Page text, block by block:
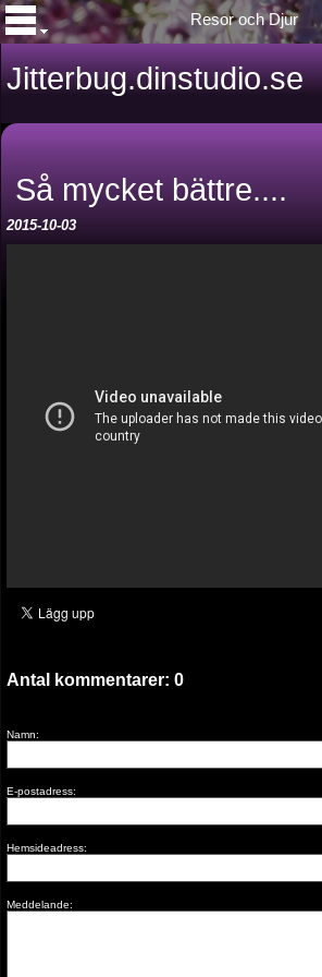
Jitterbug.dinstudio.se
Resor och Djur
Så mycket bättre....
2015-10-03
Antal kommentarer: 0
Namn:
E-postadress:
Hemsideadress:
Meddelande: